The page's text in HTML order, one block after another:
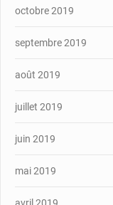
octobre 2019
septembre 2019
août 2019
juillet 2019
juin 2019
mai 2019